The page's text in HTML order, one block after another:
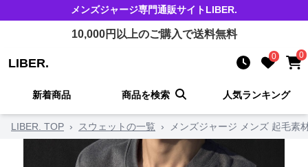
メンズジャージ専門通販サイトLIBER.
10,000円以上のご購入で送料無料
LIBER. 0 0
新着商品 商品を検索 人気ランキング
LIBER. TOP › スウェットの一覧 › メンズジャージ メンズ 起毛素